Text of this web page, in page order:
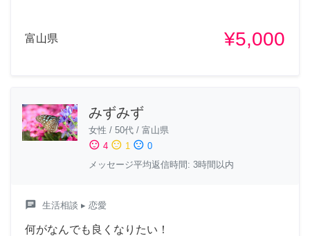
富山県 ¥5,000
みずみず
女性 / 50代 / 富山県
sentiment_satisfied 4 sentiment_neutral 1 sentiment_dissatisfied 0
メッセージ平均返信時間: 3時間以内
chat 生活相談 ▸ 恋愛
何がなんでも良くなりたい！